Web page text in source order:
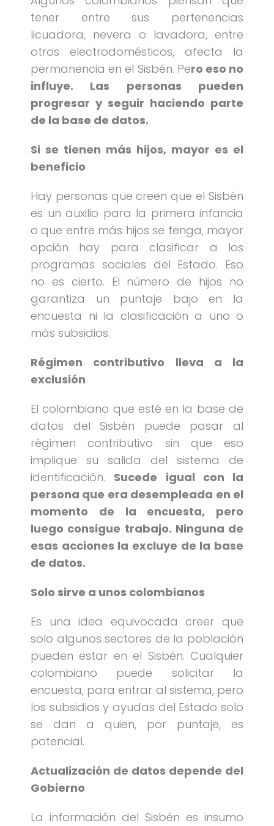
tener entre sus pertenencias
licuadora, nevera o lavadora, entre
otros electrodomésticos, afecta la
permanencia en el Sisbén. Pero eso no
influye. Las personas pueden
progresar y seguir haciendo parte
de la base de datos.
Si se tienen más hijos, mayor es el
beneficio
Hay personas que creen que el Sisbén
es un auxilio para la primera infancia
o que entre más hijos se tenga, mayor
opción hay para clasificar a los
programas sociales del Estado. Eso
no es cierto. El número de hijos no
garantiza un puntaje bajo en la
encuesta ni la clasificación a uno o
más subsidios.
Régimen contributivo lleva a la
exclusión
El colombiano que esté en la base de
datos del Sisbén puede pasar al
régimen contributivo sin que eso
implique su salida del sistema de
identificación. Sucede igual con la
persona que era desempleada en el
momento de la encuesta, pero
luego consigue trabajo. Ninguna de
esas acciones la excluye de la base
de datos.
Solo sirve a unos colombianos
Es una idea equivocada creer que
solo algunos sectores de la población
pueden estar en el Sisbén. Cualquier
colombiano puede solicitar la
encuesta, para entrar al sistema, pero
los subsidios y ayudas del Estado solo
se dan a quien, por puntaje, es
potencial.
Actualización de datos depende del
Gobierno
La información del Sisbén es insumo